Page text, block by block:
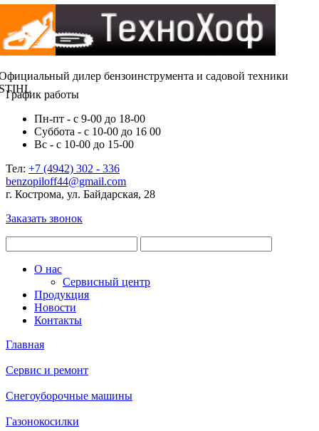
дилер бензоинструмента и садовой техники
График работы
Пн-пт - с 9-00 до 18-00
Суббота - с 10-00 до 16 00
Вс - с 10-00 до 15-00
Тел: +7 (4942) 302 - 336
benzopiloff44@gmail.com
г. Кострома, ул. Байдарская, 28
Заказать звонок
О нас
Сервисный центр
Продукция
Новости
Контакты
Главная
Сервис и ремонт
Снегоуборочные машины
Газонокосилки